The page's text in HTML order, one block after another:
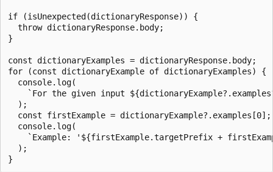
if (isUnexpected(dictionaryResponse)) {
  throw dictionaryResponse.body;
}
const dictionaryExamples = dictionaryResponse.body;
for (const dictionaryExample of dictionaryExamples) {
  console.log(
`For the given input
  );
  const firstExample = dictionaryExample?.examples[0];
  console.log(
`Example: '${firstExample.targetPrefix +
  );